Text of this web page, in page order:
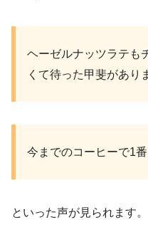
ヘーゼルナッツラテも
くて待った甲斐があり
今までのコーヒーで1
といった声が見られます。